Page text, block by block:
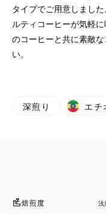
タイプでご用意しまし
ルティコーヒーが気軽
のコーヒーと共に素敵
い。
深煎り エチ
焙煎度 浅